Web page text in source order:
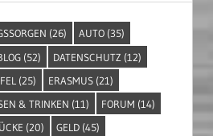
(26) AUTO (35)
(52) DATENSCHUTZ (12)
(25) ERASMUS (21)
& TRINKEN (11) FORUM (14)
(20) GELD (45)